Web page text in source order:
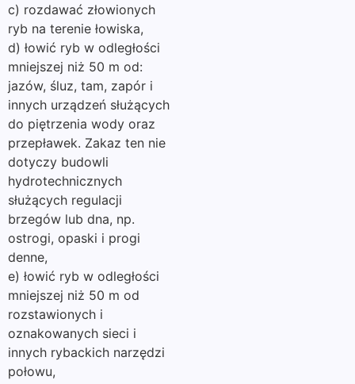
c) rozdawać złowionych
ryb na terenie łowiska,
d) łowić ryb w odległości
mniejszej niż 50 m od:
jazów, śluz, tam, zapór i
innych urządzeń służących
do piętrzenia wody oraz
przepławek. Zakaz ten nie
dotyczy budowli
hydrotechnicznych
służących regulacji
brzegów lub dna, np.
ostrogi, opaski i progi
denne,
e) łowić ryb w odległości
mniejszej niż 50 m od
rozstawionych i
oznakowanych sieci i
innych rybackich narzędzi
połowu,